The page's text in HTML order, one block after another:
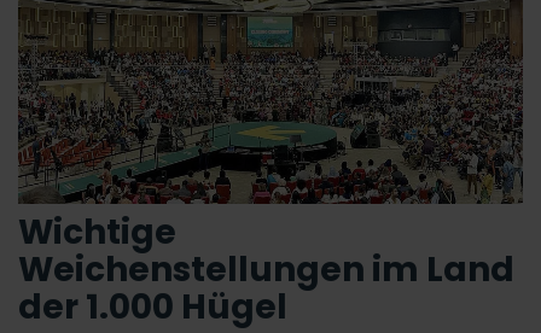
Wichtige
Weichenstellungen im Land
der 1.000 Hügel